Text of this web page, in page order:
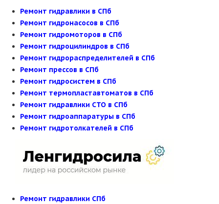
Ремонт гидравлики в СПб
Ремонт гидронасосов в СПб
Ремонт гидромоторов в СПб
Ремонт гидроцилиндров в СПб
Ремонт гидрораспределителей в СПб
Ремонт прессов в СПб
Ремонт гидросистем в СПб
Ремонт термопластавтоматов в СПб
Ремонт гидравлики СТО в СПб
Ремонт гидроаппаратуры в СПб
Ремонт гидротолкателей в СПб
Ремонт гидравлики СПб